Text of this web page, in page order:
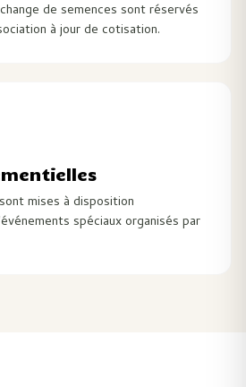
de semences sont réservés
à jour de cotisation.
mises à disposition
spéciaux organisés par